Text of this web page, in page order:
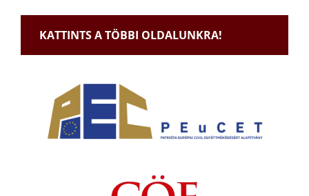
KATTINTS A TÖBBI OLDALUNKRA!